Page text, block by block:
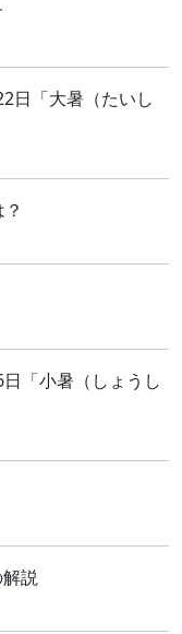
「大暑（たいし
「小暑（しょうし
説